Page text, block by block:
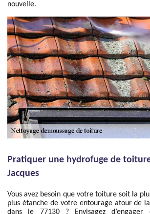
nouvelle.
Pratiquer une hydrofuge de
Jacques
Vous avez besoin que votre toiture soit la
plus étanche de votre entourage atour de
dans le 77130 ? Envisagez d’engager